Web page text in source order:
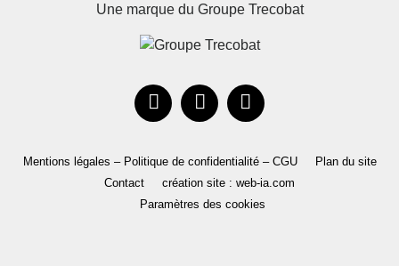
Occitanie
Parrainez un proche!
Une marque du Groupe Trecobat
Mentions légales – Politique de confidentialité – CGU
Plan du site
Contact
création site : web-ia.com
Paramètres des cookies